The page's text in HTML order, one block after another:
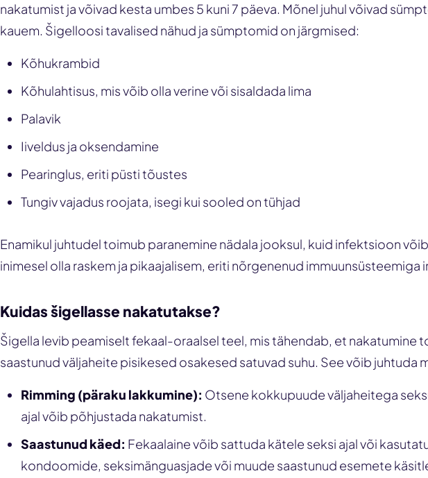
nakatumist ja võivad kesta umbes 5 kuni 7 päeva. Mõnel juhul võivad
kauem. Šigelloosi tavalised nähud ja sümptomid on järgmised:
Kõhukrambid
Kõhulahtisus, mis võib olla verine või sisaldada lima
Palavik
Iiveldus ja oksendamine
Pearinglus, eriti püsti tõustes
Tungiv vajadus roojata, isegi kui sooled on tühjad
Enamikul juhtudel toimub paranemine nädala jooksul, kuid infektsioon
inimesel olla raskem ja pikaajalisem, eriti nõrgenenud immuunsüsteemiga
Kuidas šigellasse nakatutakse?
Šigella levib peamiselt fekaal-oraalsel teel, mis tähendab, et nakatumine
saastunud väljaheite pisikesed osakesed satuvad suhu. See võib juhtuda
Rimming (päraku lakkumine): Otsene kokkupuude väljaheitega
ajal võib põhjustada nakatumist.
Saastunud käed: Fekaalaine võib sattuda kätele seksi ajal või
kondoomide, seksimänguasjade või muude saastunud esemete